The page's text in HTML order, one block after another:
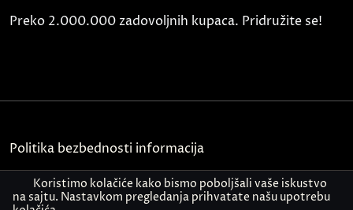
Preko 2.000.000 zadovoljnih kupaca. Pridružite se!
Politika bezbednosti informacija
Kontakt
Koristimo kolačiće kako bismo poboljšali vaše iskustvo
na sajtu. Nastavkom pregledanja prihvatate našu upotrebu